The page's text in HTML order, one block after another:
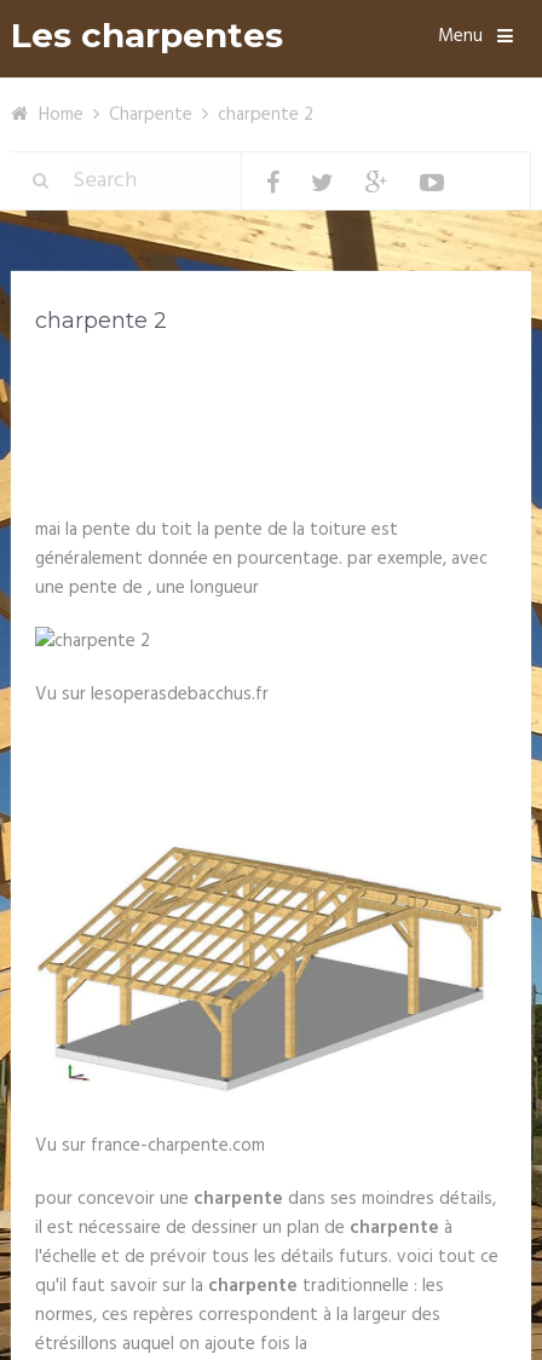
Les charpentes Menu
Home Charpente charpente 2
charpente 2
mai la pente du toit la pente de la toiture est
généralement donnée en pourcentage. par exemple, avec
une pente de , une longueur
Vu sur lesoperasdebacchus.fr
Vu sur france-charpente.com
pour concevoir une charpente dans ses moindres détails,
il est nécessaire de dessiner un plan de charpente à
l'échelle et de prévoir tous les détails futurs. voici tout ce
qu'il faut savoir sur la charpente traditionnelle : les
normes, ces repères correspondent à la largeur des
étrésillons auquel on ajoute fois la